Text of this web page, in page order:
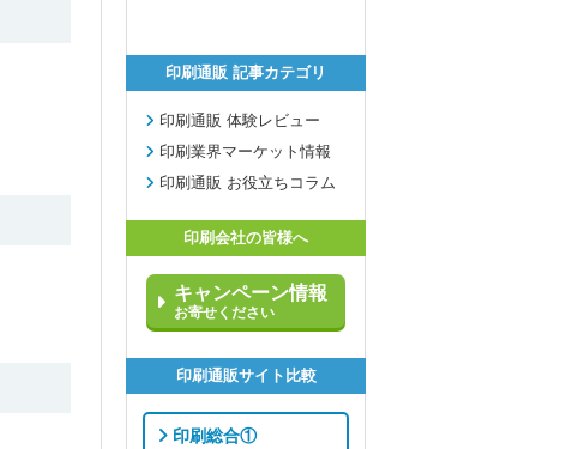
印刷通販 記事カテゴリ
印刷通販 体験レビュー
印刷業界マーケット情報
印刷通販 お役立ちコラム
印刷会社の皆様へ
キャンペーン情報
お寄せください
印刷通販サイト比較
印刷総合①